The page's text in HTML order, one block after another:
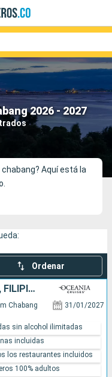
2026 - 2027
Aquí está la
Ordenar
TAILANDIA, CAMBOYA, VIETNAM, FILIPINAS, MALASIA, BRUNEI, SINGAPUR
Chabang 31/01/2027
sin alcohol ilimitadas
incluidas
los restaurantes incluidos
100% adultos